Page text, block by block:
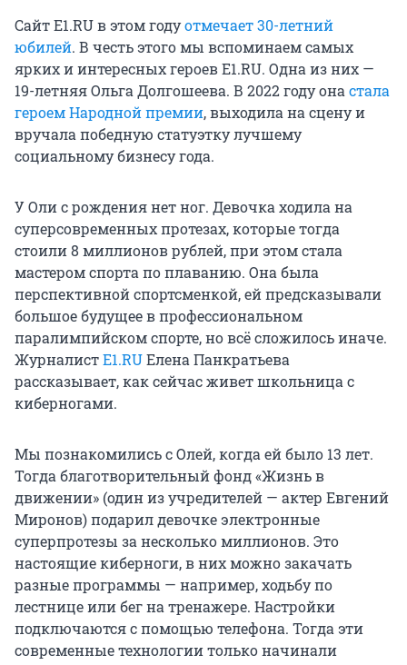
Сайт E1.RU в этом годуотмечает 30-летний
юбилей. В честь этого мы вспоминаем самых
ярких и интересных героев Е1.RU. Одна из них —
19-летняя Ольга Долгошеева. В 2022 году она стала
героем Народной премии, выходила на сцену и
вручала победную статуэтку лучшему
социальному бизнесу года.
У Оли с рождения нет ног. Девочка ходила на
суперсовременных протезах, которые тогда
стоили 8 миллионов рублей, при этом стала
мастером спорта по плаванию. Она была
перспективной спортсменкой, ей предсказывали
большое будущее в профессиональном
паралимпийском спорте, но всё сложилось иначе.
ЖурналистE1.RUЕлена Панкратьева
рассказывает, как сейчас живет школьница с
киберногами.
Мы познакомились с Олей, когда ей было 13 лет.
Тогда благотворительный фонд «Жизнь в
движении» (один из учредителей — актер Евгений
Миронов) подарил девочке электронные
суперпротезы за несколько миллионов. Это
настоящие киберноги, в них можно закачать
разные программы — например, ходьбу по
лестнице или бег на тренажере. Настройки
подключаются с помощью телефона. Тогда эти
современные технологии только начинали